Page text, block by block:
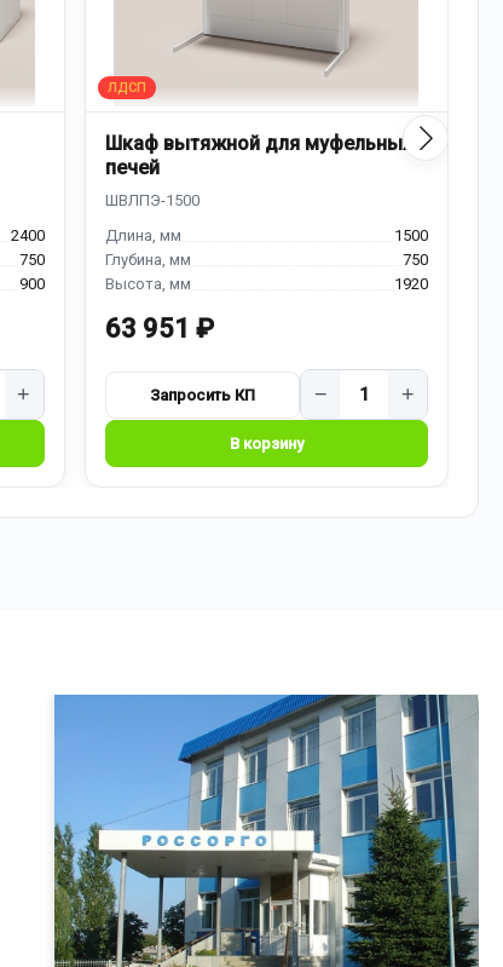
2400
750
900
+
Шкаф вытяжной для муфельных
печей
1500
750
1920
63 951 ₽
− +